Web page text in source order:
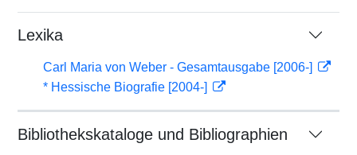
Lexika
Carl Maria von Weber - Gesamtausgabe [2006-]
* Hessische Biografie [2004-]
Bibliothekskataloge und Bibliographien